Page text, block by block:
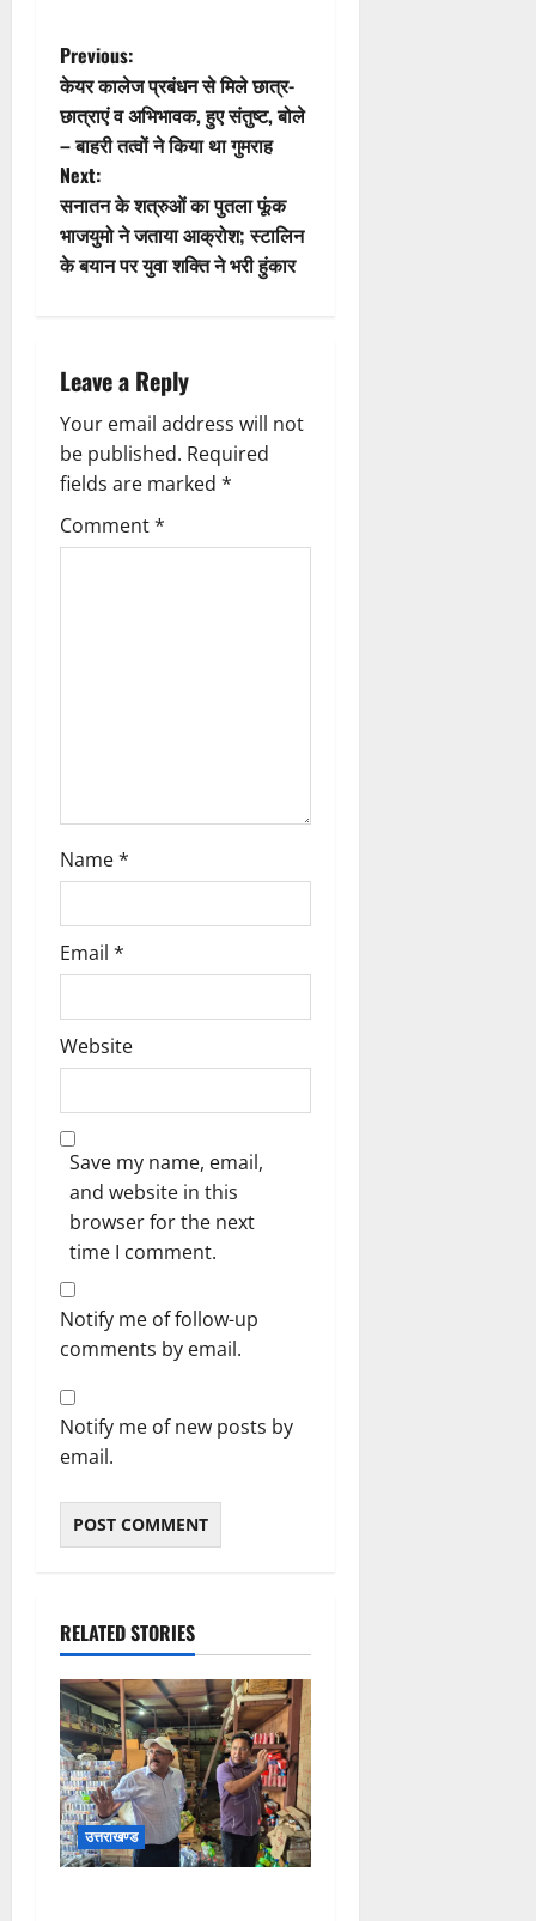
t
i
o
n
P
o
s
t
n
v
i
g
a
t
Previous:
केयर कालेज प्रबंधन से मिले छात्र-
छात्राएं व अभिभावक, हुए संतुष्ट, बोले
– बाहरी तत्वों ने किया था गुमराह
Next:
सनातन के शत्रुओं का पुतला फूंक
भाजयुमो ने जताया आक्रोश; स्टालिन
के बयान पर युवा शक्ति ने भरी हुंकार
Leave a Reply
Your email address will not
be published. Required
fields are marked *
Comment*
Name*
Email *
Website
Save my name, email,
and website in this
browser for the next
time I comment.
Notify me of follow-up
comments by email.
Notify me of new posts by
email.
RELATED STORIES
उत्तराखण्ड